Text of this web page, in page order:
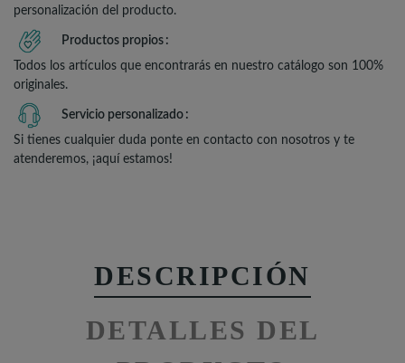
personalización del producto.
Productos propios
Todos los artículos que encontrarás en nuestro catálogo son 100%
originales.
Servicio personalizado
Si tienes cualquier duda ponte en contacto con nosotros y te
atenderemos, ¡aquí estamos!
DESCRIPCIÓN
DETALLES DEL